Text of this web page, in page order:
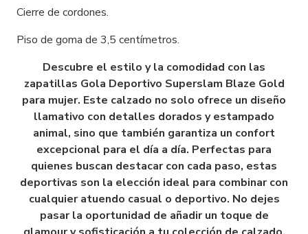
Cierre de cordones.
Piso de goma de 3,5 centímetros.
Descubre el estilo y la comodidad con las
zapatillas Gola Deportivo Superslam Blaze Gold
para mujer. Este calzado no solo ofrece un diseño
llamativo con detalles dorados y estampado
animal, sino que también garantiza un confort
excepcional para el día a día. Perfectas para
quienes buscan destacar con cada paso, estas
deportivas son la elección ideal para combinar con
cualquier atuendo casual o deportivo. No dejes
pasar la oportunidad de añadir un toque de